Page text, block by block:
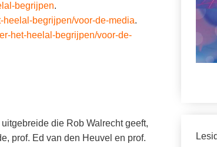
begrijpen.
begrijpen/voor-de-media.
het-heelal-begrijpen/voor-de-
die Rob Walrecht geeft,
prof. Ed van den Heuvel en prof.